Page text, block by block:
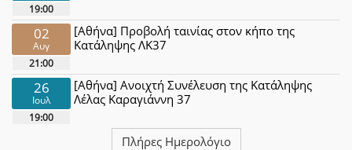
19:00
02
Αυγ
21:00
[Αθήνα] Προβολή ταινίας στον κήπο της
Κατάληψης ΛΚ37
26
Ιουλ
19:00
[Αθήνα] Ανοιχτή Συνέλευση της Κατάληψης
Λέλας Καραγιάννη 37
Πλήρες Ημερολόγιο